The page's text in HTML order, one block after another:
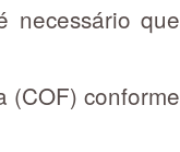
necessário que
(COF) conforme